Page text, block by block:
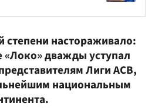
степени настораживало:
«Локо» дважды уступал
Лиги АСВ,
национальным